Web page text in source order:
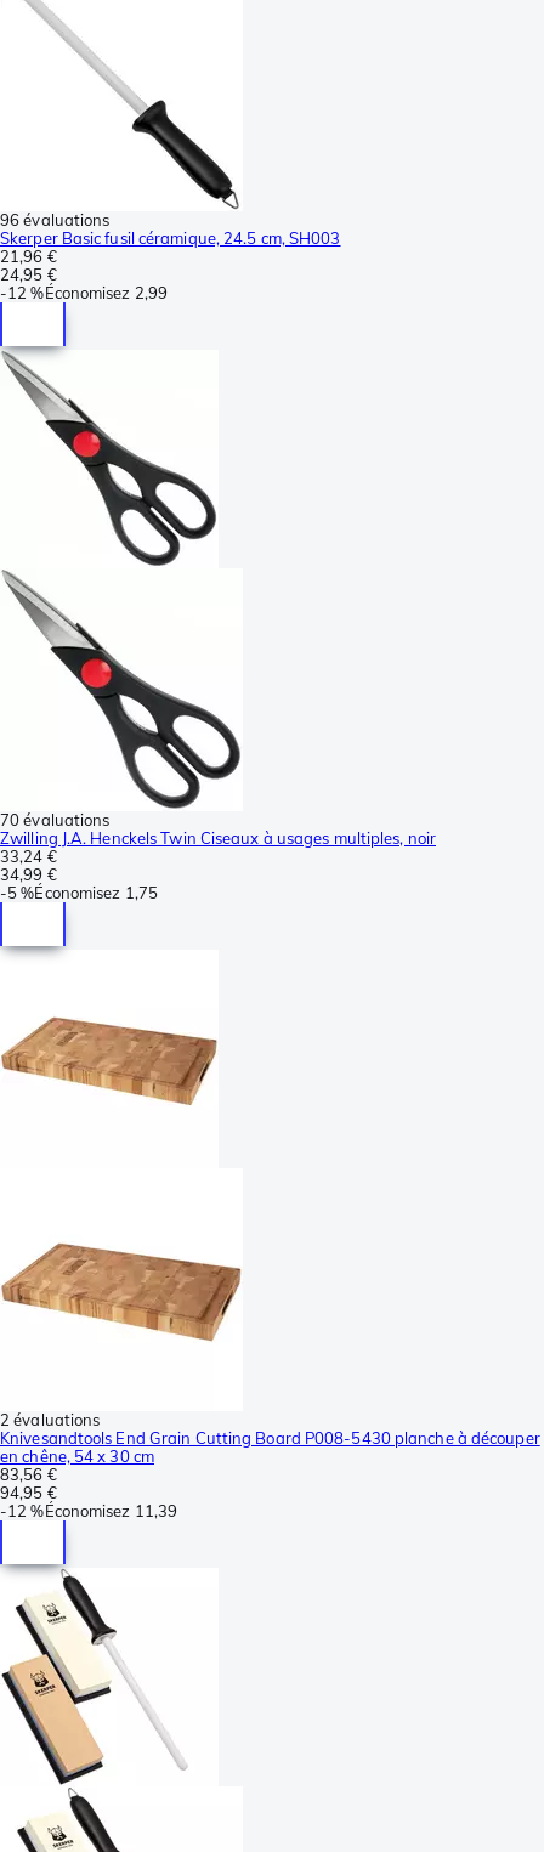
96 évaluations
Skerper Basic fusil céramique, 24.5 cm, SH003
21,96 €
24,95 €
-12 %Économisez 2,99
70 évaluations
Zwilling J.A. Henckels Twin Ciseaux à usages multiples, noir
33,24 €
34,99 €
-5 %Économisez 1,75
2 évaluations
Knivesandtools End Grain Cutting Board P008-5430 planche à découper
en chêne, 54 x 30 cm
83,56 €
94,95 €
-12 %Économisez 11,39